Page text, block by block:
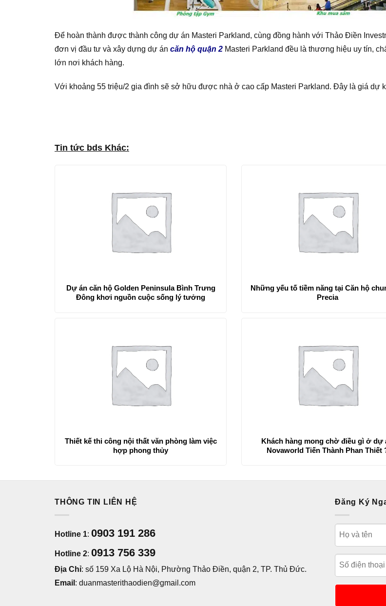
Để hoàn thành được thành công dự án Masteri Parkland, cùng đồng hành với Thảo Điền
đơn vị đầu tư và xây dựng dự án căn hộ quận 2 Masteri Parkland đều là thương hiệu uy tín,
lớn nơi khách hàng.
Với khoảng 55 triệu/2 gia đình sẽ sở hữu được nhà ở cao cấp Masteri Parkland. Đây là giá dự
Tin tức bds Khác:
Dự án căn hộ Golden Peninsula Bình Trưng
Đông khơi nguồn cuộc sống lý tưởng
Những yếu tố tiềm năng tại Căn hộ
Precia
Thiết kế thi công nội thất văn phòng làm việc
hợp phong thủy
Khách hàng mong chờ điều gì ở dự
Novaworld Tiến Thành Phan Thiết
THÔNG TIN LIÊN HỆ
Hotline 1: 0903 191 286
Hotline 2: 0913 756 339
Địa Chỉ: số 159 Xa Lộ Hà Nội, Phường Thảo Điền, quận 2, TP. Thủ Đức.
Email : duanmasterithaodien@gmail.com
Đăng Ký